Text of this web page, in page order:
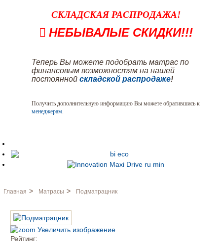
СКЛАДСКАЯ РАСПРОДАЖА!
НЕБЫВАЛЫЕ СКИДКИ!!!
Теперь Вы можете подобрать матрас по
финансовым возможностям на нашей
постоянной складской распродаже!
Получить дополнительную информацию Вы можете обратившись к
менеджерам.
Главная > Матрасы > Подматрацник
Увеличить изображение
Рейтинг: